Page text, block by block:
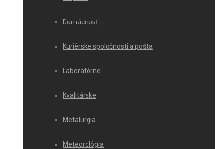
Domácnosť
Kuriérske spoločnosti a pošta
Laboratórne
Kvalitárske
Metalurgia
Meteorológia